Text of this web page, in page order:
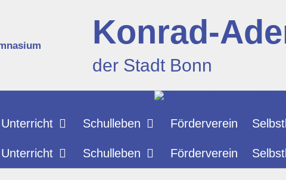
Konrad-
der Stadt Bonn
Unterricht Schulleben Förderverein
Unterricht Schulleben Förderverein